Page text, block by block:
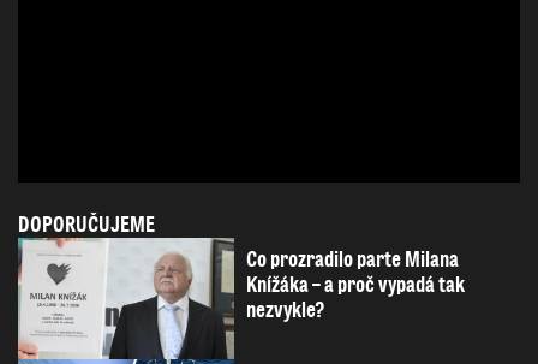
DOPORUČUJEME
Co prozradilo parte Milana
Knížáka – a proč vypadá tak
nezvykle?